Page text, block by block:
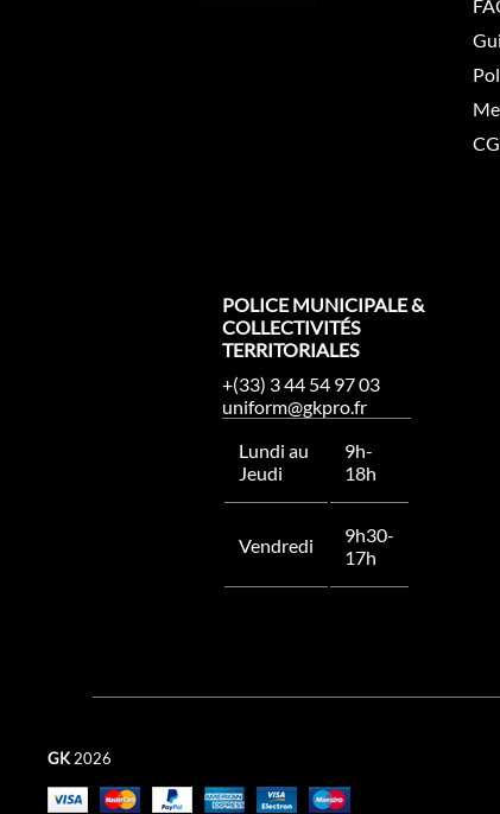
POLICE MUNICIPALE &
COLLECTIVITÉS
TERRITORIALES
+(33) 3 44 54 97 03
uniform@gkpro.fr
Lundi au
Jeudi
9h-
18h
Vendredi
9h30-
17h
GK 2026